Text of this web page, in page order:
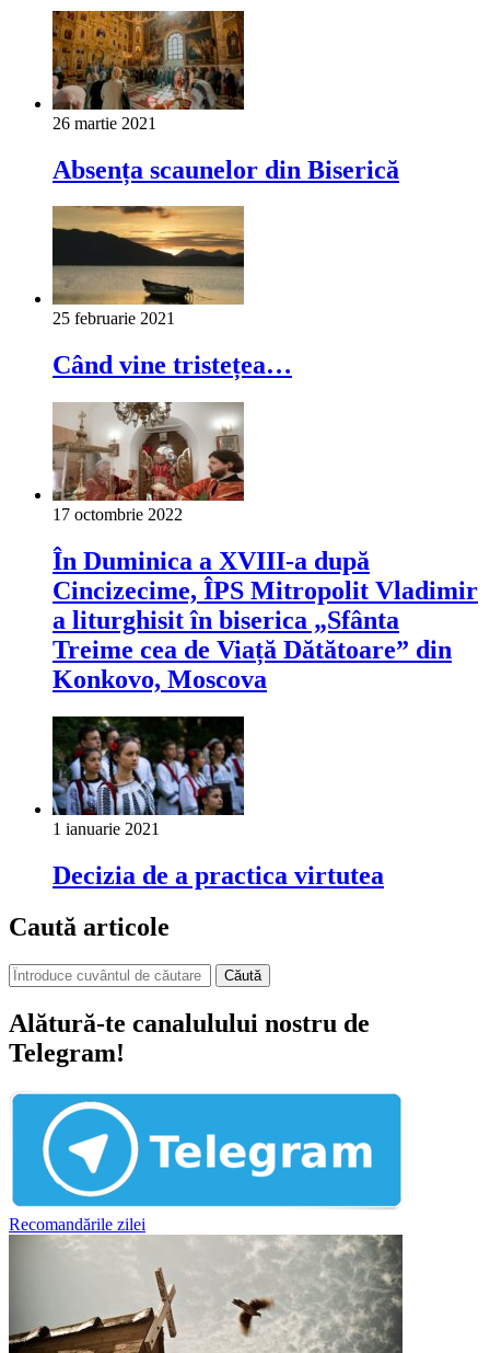
26 martie 2021
Absența scaunelor din Biserică
25 februarie 2021
Când vine tristețea…
17 octombrie 2022
În Duminica a XVIII-a după
Cincizecime, ÎPS Mitropolit Vladimir
a liturghisit în biserica „Sfânta
Treime cea de Viață Dătătoare” din
Konkovo, Moscova
1 ianuarie 2021
Decizia de a practica virtutea
Caută articole
Căută
Alătură-te canalulului nostru de
Telegram!
Recomandările zilei